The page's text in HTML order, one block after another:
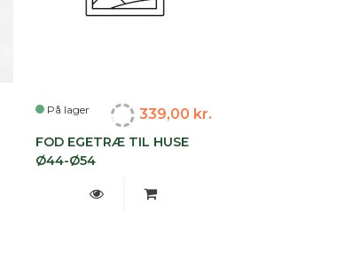
På lager 339,00 kr.
FOD EGETRÆ TIL HUSE
Ø44-Ø54